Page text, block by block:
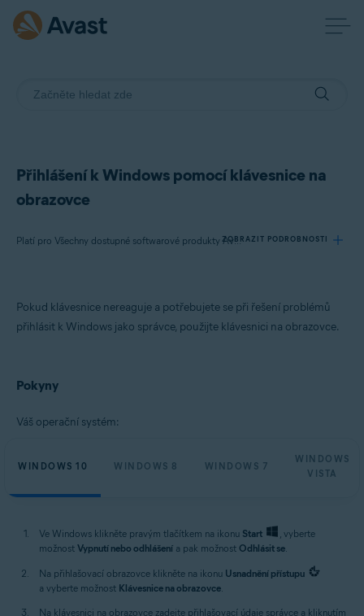
Přihlášení k Windows pomocí klávesnice na
obrazovce
Platí pro Všechny dostupné softwarové produkty Avast
ZOBRAZIT PODROBNOSTI
Produkty:
Všechny dostupné softwarové produkty Avast
Microsoft Windows 11 Home / Pro / Enterprise / Education
Microsoft Windows 10 Home / Pro / Enterprise / Education – 32/64bitový
Microsoft Windows 8 / Pro / Enterprise – 32/64bitový
Microsoft Windows Vista Home Basic / Home Premium / Business /
Pokud klávesnice nereaguje a potřebujete se při řešení problémů
přihlásit k Windows jako správce, použijte klávesnici na obrazovce.
Pokyny
Váš operační systém:
WINDOWS 10 WINDOWS 8 WINDOWS 7
WINDOWS
VISTA
Ve Windows klikněte pravým tlačítkem na ikonu Start
, vyberte
možnost Vypnutí nebo odhlášení a pak možnost Odhlásit se.
Na přihlašovací obrazovce klikněte na ikonu Usnadnění přístupu
a vyberte možnost Klávesnice na obrazovce.
Na klávesnici na obrazovce zadejte přihlašovací údaje správce a kliknutím